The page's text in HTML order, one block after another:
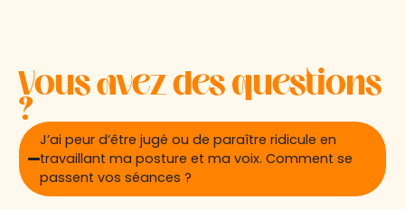
Vous avez des questions
?
J’ai peur d’être jugé ou de paraître ridicule en
travaillant ma posture et ma voix. Comment se
passent vos séances ?